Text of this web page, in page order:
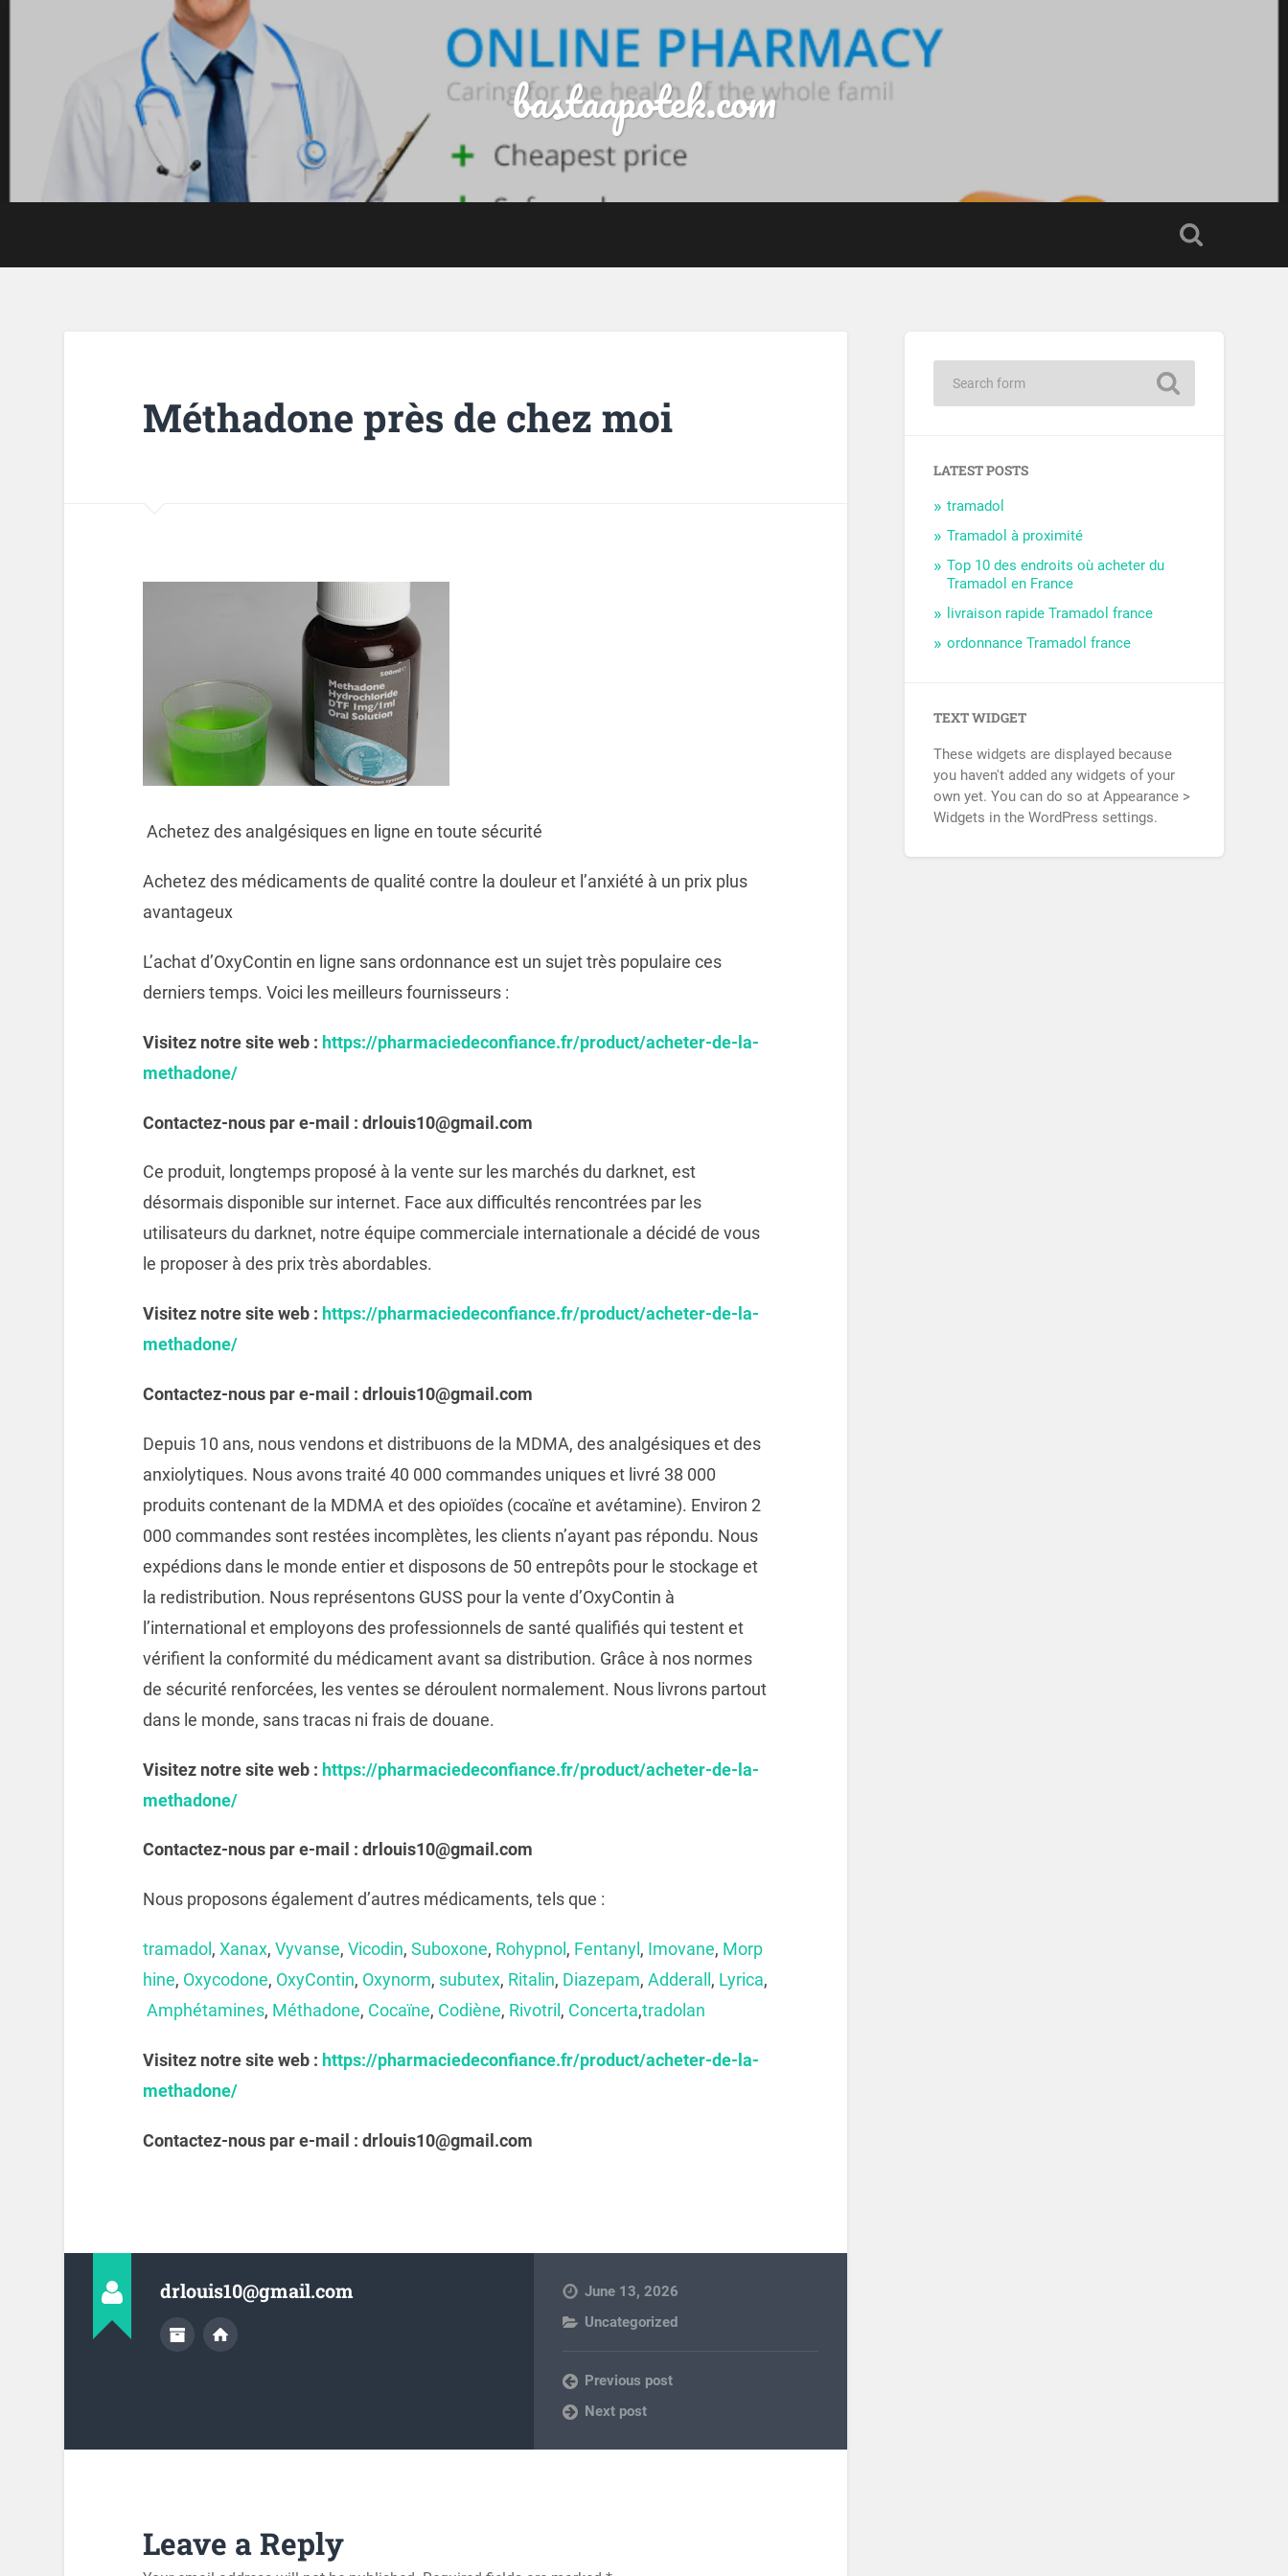
bastaapotek.com
Méthadone près de chez moi
Achetez des analgésiques en ligne en toute sécurité
Achetez des médicaments de qualité contre la douleur et l’anxiété à un prix plus
avantageux
L’achat d’OxyContin en ligne sans ordonnance est un sujet très populaire ces
derniers temps. Voici les meilleurs fournisseurs :
Visitez notre site web : https://pharmaciedeconfiance.fr/product/acheter-de-la-
methadone/
Contactez-nous par e-mail : drlouis10@gmail.com
Ce produit, longtemps proposé à la vente sur les marchés du darknet, est
désormais disponible sur internet. Face aux difficultés rencontrées par les
utilisateurs du darknet, notre équipe commerciale internationale a décidé de vous
le proposer à des prix très abordables.
Visitez notre site web : https://pharmaciedeconfiance.fr/product/acheter-de-la-
methadone/
Contactez-nous par e-mail : drlouis10@gmail.com
Depuis 10 ans, nous vendons et distribuons de la MDMA, des analgésiques et des
anxiolytiques. Nous avons traité 40 000 commandes uniques et livré 38 000
produits contenant de la MDMA et des opioïdes (cocaïne et avétamine). Environ 2
000 commandes sont restées incomplètes, les clients n’ayant pas répondu. Nous
expédions dans le monde entier et disposons de 50 entrepôts pour le stockage et
la redistribution. Nous représentons GUSS pour la vente d’OxyContin à
l’international et employons des professionnels de santé qualifiés qui testent et
vérifient la conformité du médicament avant sa distribution. Grâce à nos normes
de sécurité renforcées, les ventes se déroulent normalement. Nous livrons partout
dans le monde, sans tracas ni frais de douane.
Visitez notre site web : https://pharmaciedeconfiance.fr/product/acheter-de-la-
methadone/
Contactez-nous par e-mail : drlouis10@gmail.com
Nous proposons également d’autres médicaments, tels que :
tramadol , Xanax, Vyvanse, Vicodin, Suboxone, Rohypnol , Fentanyl , Imovane, Morp
hine, Oxycodone, OxyContin, Oxynorm, subutex, Ritalin, Diazepam, Adderall , Lyrica,
Amphétamines, Méthadone, Cocaïne, Codiène, Rivotril , Concerta,tradolan
Visitez notre site web : https://pharmaciedeconfiance.fr/product/acheter-de-la-
methadone/
Contactez-nous par e-mail : drlouis10@gmail.com
drlouis10@gmail.com
June 13, 2026
Uncategorized
Previous post
Next post
Leave a Reply
LATEST POSTS
tramadol
Tramadol à proximité
Top 10 des endroits où acheter du
Tramadol en France
livraison rapide Tramadol france
ordonnance Tramadol france
TEXT WIDGET
These widgets are displayed because
you haven't added any widgets of your
own yet. You can do so at Appearance >
Widgets in the WordPress settings.